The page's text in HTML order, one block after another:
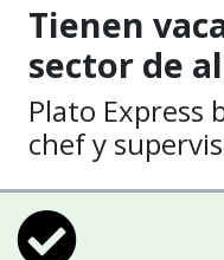
Tienen
sector de
Plato Express
chef y